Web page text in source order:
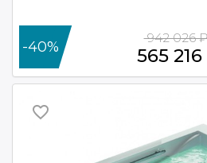
-40%
942 026
565
favorite_border